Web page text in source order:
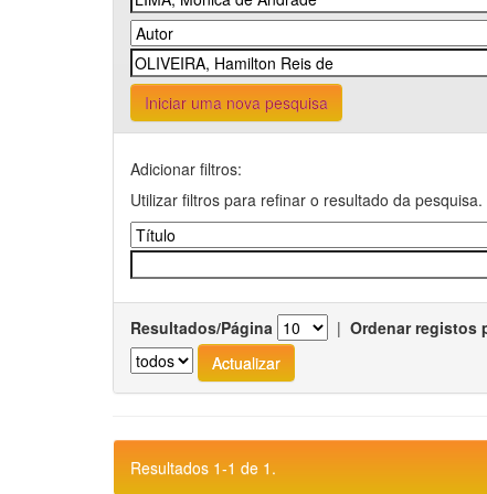
Iniciar uma nova pesquisa
Adicionar filtros:
Utilizar filtros para refinar o resultado da pesquisa.
Resultados/Página | Ordenar registos
Resultados 1-1 de 1.